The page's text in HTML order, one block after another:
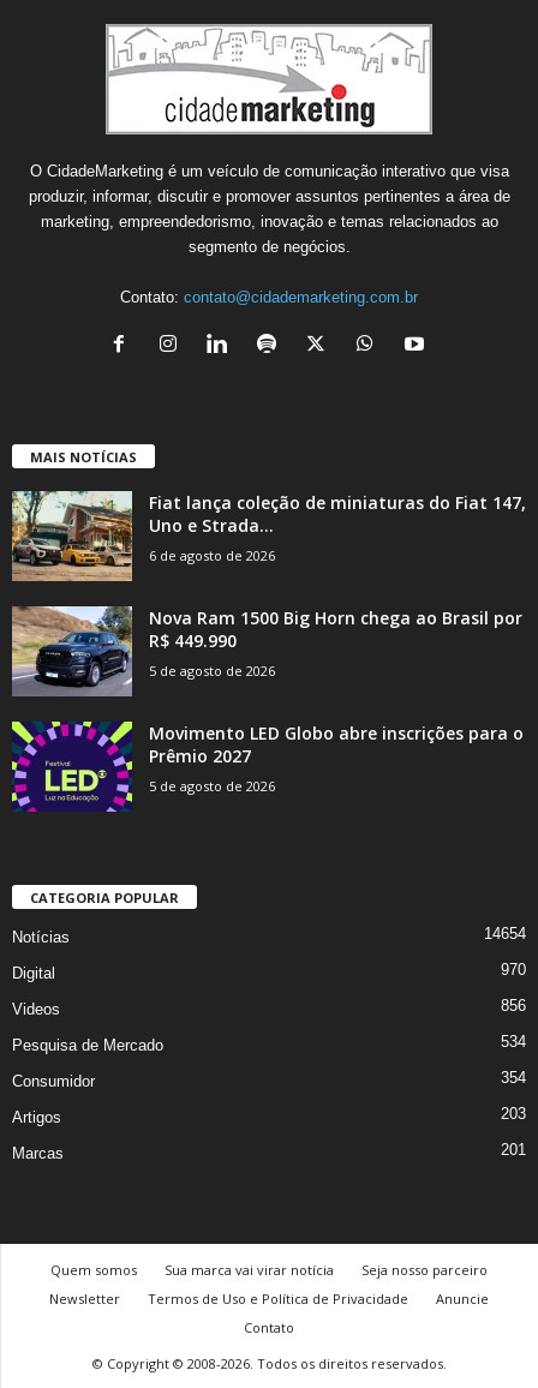
O CidadeMarketing é um veículo de comunicação interativo que visa
produzir, informar, discutir e promover assuntos pertinentes a área de
marketing, empreendedorismo, inovação e temas relacionados ao
segmento de negócios.
Contato: contato@cidademarketing.com.br
MAIS NOTÍCIAS
Fiat lança coleção de miniaturas do Fiat 147,
Uno e Strada...
6 de agosto de 2026
Nova Ram 1500 Big Horn chega ao Brasil por
R$ 449.990
5 de agosto de 2026
Movimento LED Globo abre inscrições para o
Prêmio 2027
5 de agosto de 2026
CATEGORIA POPULAR
Notícias 14654
Digital 970
Videos 856
Pesquisa de Mercado 534
Consumidor 354
Artigos 203
Marcas 201
Quem somos Sua marca vai virar notícia
Seja nosso parceiro
Newsletter
Termos de Uso e Política de Privacidade
Anuncie
Contato
© Copyright © 2008-2026. Todos os direitos reservados.